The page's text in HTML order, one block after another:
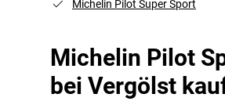
Michelin Pilot Super Sport
Michelin Pilot
bei Vergölst